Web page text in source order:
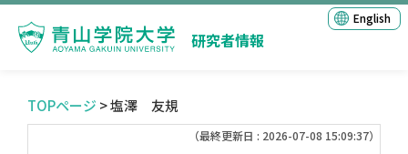
研究者情報
English
TOPページ > 塩澤 友規
（最終更新日 : 2026-07-08 15:09:37）